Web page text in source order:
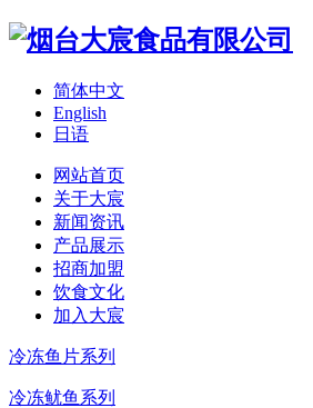
简体中文
English
日语
网站首页
关于大宸
新闻资讯
产品展示
招商加盟
饮食文化
加入大宸
冷冻鱼片系列
冷冻鱿鱼系列